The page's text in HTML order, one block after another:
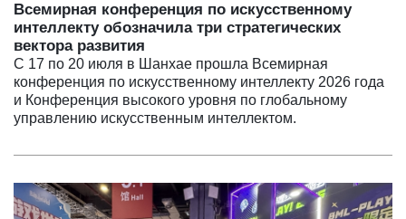
Всемирная конференция по искусственному
интеллекту обозначила три стратегических
вектора развития
С 17 по 20 июля в Шанхае прошла Всемирная
конференция по искусственному интеллекту 2026 года
и Конференция высокого уровня по глобальному
управлению искусственным интеллектом.